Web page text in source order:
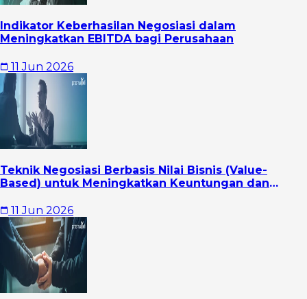
Indikator Keberhasilan Negosiasi dalam
Meningkatkan EBITDA bagi Perusahaan
11 Jun 2026
Teknik Negosiasi Berbasis Nilai Bisnis (Value-
Based) untuk Meningkatkan Keuntungan dan
11 Jun 2026